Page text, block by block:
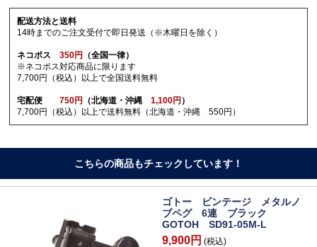
配送方法と送料
14時までのご注文受付で即日発送（※木曜日を除く）
ネコポス350円
（全国一律）
※ネコポス対応商品に限ります
7,700円（税込）以上で全国送料無料
宅配便750円 （北海道・沖縄1,100円 ）
7,700円（税込）以上で送料無料（北海道・沖縄 550円）
こちらの商品もチェックしています！
ゴトー ビンテージ メタルノ
ブペグ 6連 ブラック
GOTOH SD91-05M-L
9,900円 (税込)